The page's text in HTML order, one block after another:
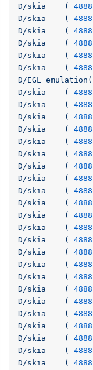
D/skia
( 4888
D/skia
( 4888
D/skia
( 4888
D/skia
( 4888
D/skia
( 4888
D/skia
( 4888
D/EGL_emulation(
D/skia
( 4888
D/skia
( 4888
D/skia
( 4888
D/skia
( 4888
D/skia
( 4888
D/skia
( 4888
D/skia
( 4888
D/skia
( 4888
D/skia
( 4888
D/skia
( 4888
D/skia
( 4888
D/skia
( 4888
D/skia
( 4888
D/skia
( 4888
D/skia
( 4888
D/skia
( 4888
D/skia
( 4888
D/skia
( 4888
D/skia
( 4888
D/skia
( 4888
D/skia
( 4888
D/skia
( 4888
D/skia
( 4888